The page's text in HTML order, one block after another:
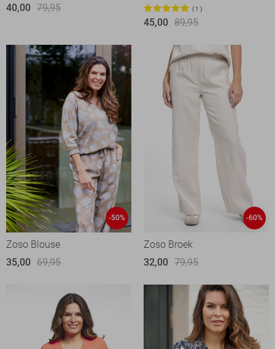
40,00 79,95 1
45,00 89,95
-50%
Zoso Blouse
35,00 69,95
-60%
Zoso Broek
32,00 79,95